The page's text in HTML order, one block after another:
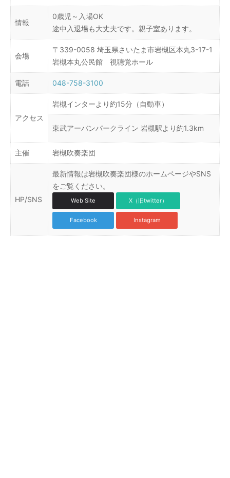
情報
0歳児～入場OK
途中入退場も大丈夫です。親子室あります。
会場
〒339-0058 埼玉県さいたま市岩槻区本丸3-17-1
岩槻本丸公民館 視聴覚ホール
電話 048-758-3100
アクセス
岩槻インターより約15分（自動車）
東武アーバンパークライン 岩槻駅より約1.3km
主催 岩槻吹奏楽団
HP/SNS
最新情報は岩槻吹奏楽団様のホームページやSNS
をご覧ください。
Web Site X（旧twitter）
Facebook Instagram